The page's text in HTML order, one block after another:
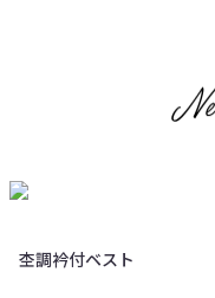
杢調衿付ベスト